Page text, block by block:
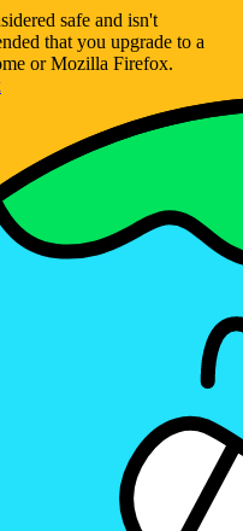
safe and isn't
that you upgrade to a
or Mozilla Firefox.